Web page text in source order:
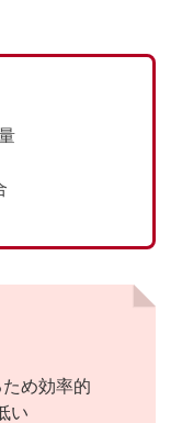
め効率的
い